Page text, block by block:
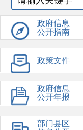
政府信息
公开指南
政策文件
政府信息
公开年报
部门县区